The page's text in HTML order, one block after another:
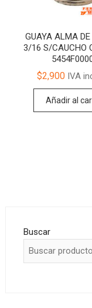
GUAYA ALMA DE
3/16 S/CAUCHO
$2,900 IVA
Añadir al
Buscar